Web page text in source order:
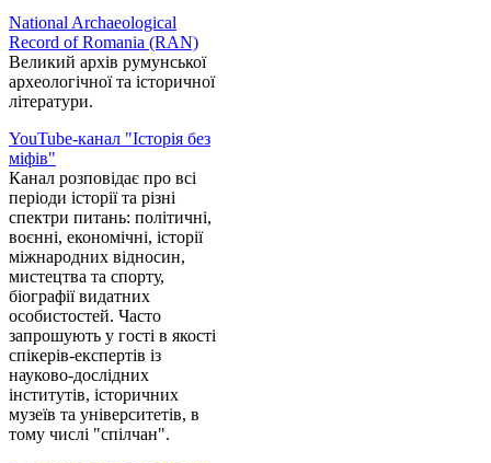
National Archaeological
Record of Romania (RAN)
Великий архів румунської
археологічної та історичної
літератури.
YouTube-канал "Історія без
міфів"
Канал розповідає про всі
періоди історії та різні
спектри питань: політичні,
воєнні, економічні, історії
міжнародних відносин,
мистецтва та спорту,
біографії видатних
особистостей. Часто
запрошують у гості в якості
спікерів-експертів із
науково-дослідних
інститутів, історичних
музеїв та університетів, в
тому числі "спілчан".